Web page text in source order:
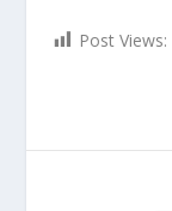
Post Views: